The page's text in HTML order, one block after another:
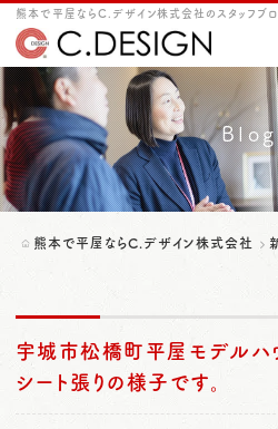
Blog
熊本で平屋ならC.デザイン株式会社
宇城市松橋町平屋モデルハ
シート張りの様子です。